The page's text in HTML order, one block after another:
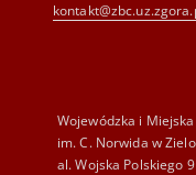
Wojewódzka i
im. C. Norwida w
al. Wojska Polskiego 9